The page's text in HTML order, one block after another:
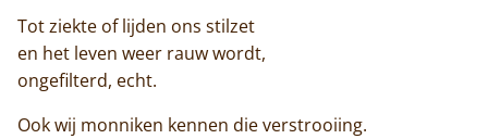
Tot ziekte of lijden ons stilzet
en het leven weer rauw wordt,
ongefilterd, echt.
Ook wij monniken kennen die verstrooiing.